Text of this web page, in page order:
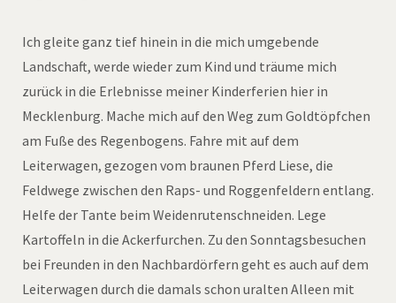
Ich gleite ganz tief hinein in die mich umgebende
Landschaft, werde wieder zum Kind und träume mich
zurück in die Erlebnisse meiner Kinderferien hier in
Mecklenburg. Mache mich auf den Weg zum Goldtöpfchen
am Fuße des Regenbogens. Fahre mit auf dem
Leiterwagen, gezogen vom braunen Pferd Liese, die
Feldwege zwischen den Raps- und Roggenfeldern entlang.
Helfe der Tante beim Weidenrutenschneiden. Lege
Kartoffeln in die Ackerfurchen. Zu den Sonntagsbesuchen
bei Freunden in den Nachbardörfern geht es auch auf dem
Leiterwagen durch die damals schon uralten Alleen mit